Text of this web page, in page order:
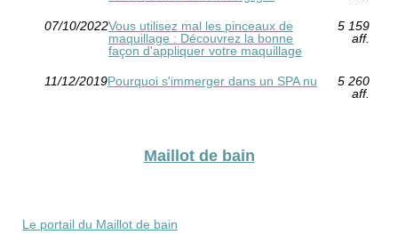
07/10/2022Vous utilisez mal les pinceaux de
maquillage : Découvrez la bonne
façon d'appliquer votre maquillage
5 159
aff.
11/12/2019Pourquoi s'immerger dans un SPA nu
5 260
aff.
Maillot de bain
Le portail du Maillot de bain